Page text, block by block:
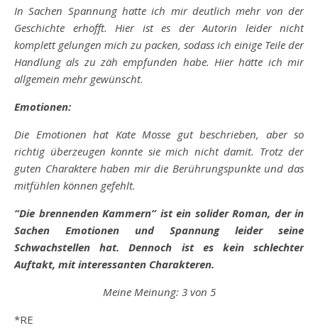
In Sachen Spannung hatte ich mir deutlich mehr von der
Geschichte erhofft. Hier ist es der Autorin leider nicht
komplett gelungen mich zu packen, sodass ich einige Teile der
Handlung als zu zäh empfunden habe. Hier hätte ich mir
allgemein mehr gewünscht.
Emotionen:
Die Emotionen hat Kate Mosse gut beschrieben, aber so
richtig überzeugen konnte sie mich nicht damit. Trotz der
guten Charaktere haben mir die Berührungspunkte und das
mitfühlen können gefehlt.
“Die brennenden Kammern” ist ein solider Roman, der in
Sachen Emotionen und Spannung leider seine
Schwachstellen hat. Dennoch ist es kein schlechter
Auftakt, mit interessanten Charakteren.
Meine Meinung: 3 von 5
*RE